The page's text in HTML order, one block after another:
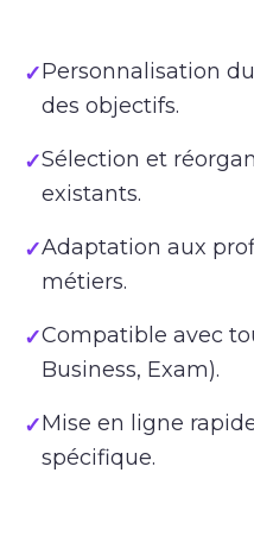
✓Personnalisation
des objectifs.
✓Sélection et
existants.
✓Adaptation aux
métiers.
✓Compatible avec
Business, Exam).
✓Mise en ligne
spécifique.